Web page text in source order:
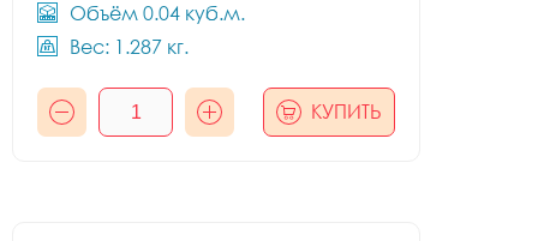
Объём 0.04 куб.м.
Вес: 1.287 кг.
КУПИТЬ